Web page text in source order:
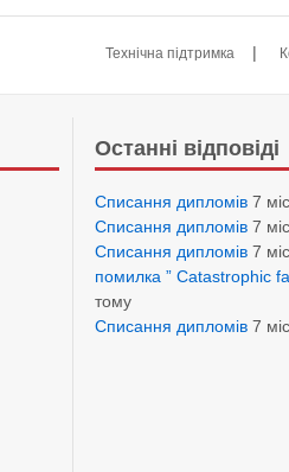
Технічна підтримка |
Останні відповіді
Списання дипломів 7
Списання дипломів 7
Списання дипломів 7
помилка ” Catastrophic
тому
Списання дипломів 7